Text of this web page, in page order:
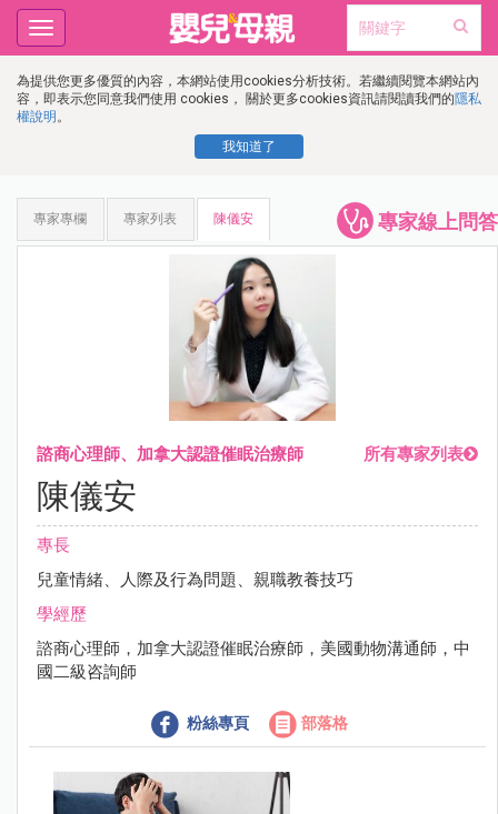
為提供您更多優質的內容，本網站使用cookies分析技術。若繼續閱覽本網站內
容，即表示您同意我們使用 cookies， 關於更多cookies資訊請閱讀我們的隱私
權說明 。
我知道了
Toggle
navigation
專家線上問答
專家專欄 專家列表 陳儀安
諮商心理師、加拿大認證催眠治療師 所有專家列表
陳儀安
專長
兒童情緒、人際及行為問題、親職教養技巧
學經歷
諮商心理師，加拿大認證催眠治療師，美國動物溝通師，中
國二級咨詢師
粉絲專頁 部落格